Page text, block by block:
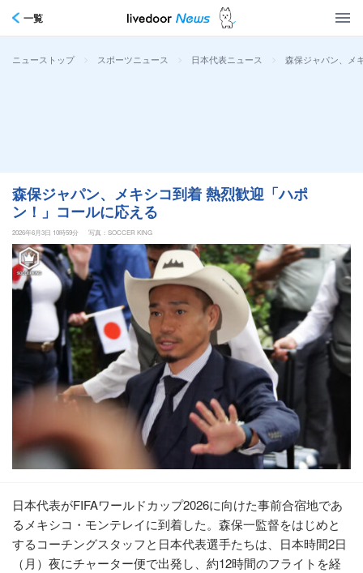
一覧
ニューストップ > スポーツニュース > 日本代表ニュース > 森保ジャパン、メ
森保ジャパン、メキシコ到着 熱烈歓迎「ハポ
ン！」コールに応える
2026年6月3日 10時59分 写真：SOCCER KING
日本代表がFIFAワールドカップ2026に向けた事前合宿地であ
るメキシコ・モンテレイに到着した。森保一監督をはじめと
するコーチングスタッフと日本代表選手たちは、日本時間2日
（月）夜にチャーター便で出発し、約12時間のフライトを経